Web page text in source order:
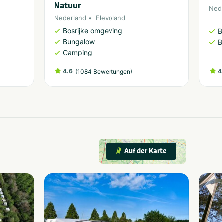
Natuur
Nederland Flevoland
Bosrijke omgeving
Bungalow
Camping
4.6 (1084 Bewertungen)
Auf der Karte